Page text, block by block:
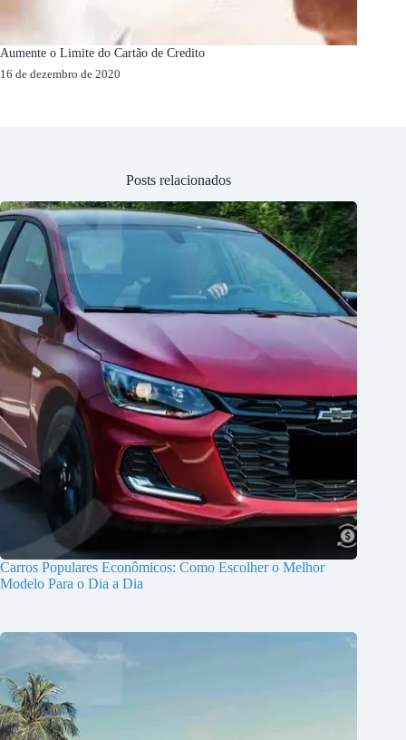
Aumente o Limite do Cartão de Credito
16 de dezembro de 2020
Posts relacionados
Carros Populares Econômicos: Como Escolher o Melhor
Modelo Para o Dia a Dia